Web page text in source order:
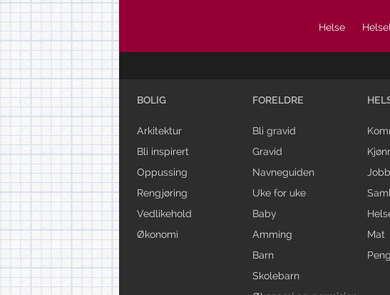
Helse
BOLIG
Arkitektur
Bli inspirert
Oppussing
Rengjøring
Vedlikehold
Økonomi
FORELDRE
Bli gravid
Gravid
Navneguiden
Uke for uke
Baby
Amming
Barn
Skolebarn
Jobb
Mat